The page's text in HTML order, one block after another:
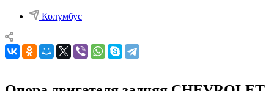
Колумбус